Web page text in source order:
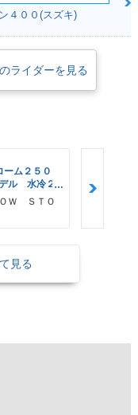
４００(スズキ)
ライダーを見る
ーム２５０
デル 水冷２
ン ＬＥＤ
ト標準装備
Ｗ ＳＴＯ
見る